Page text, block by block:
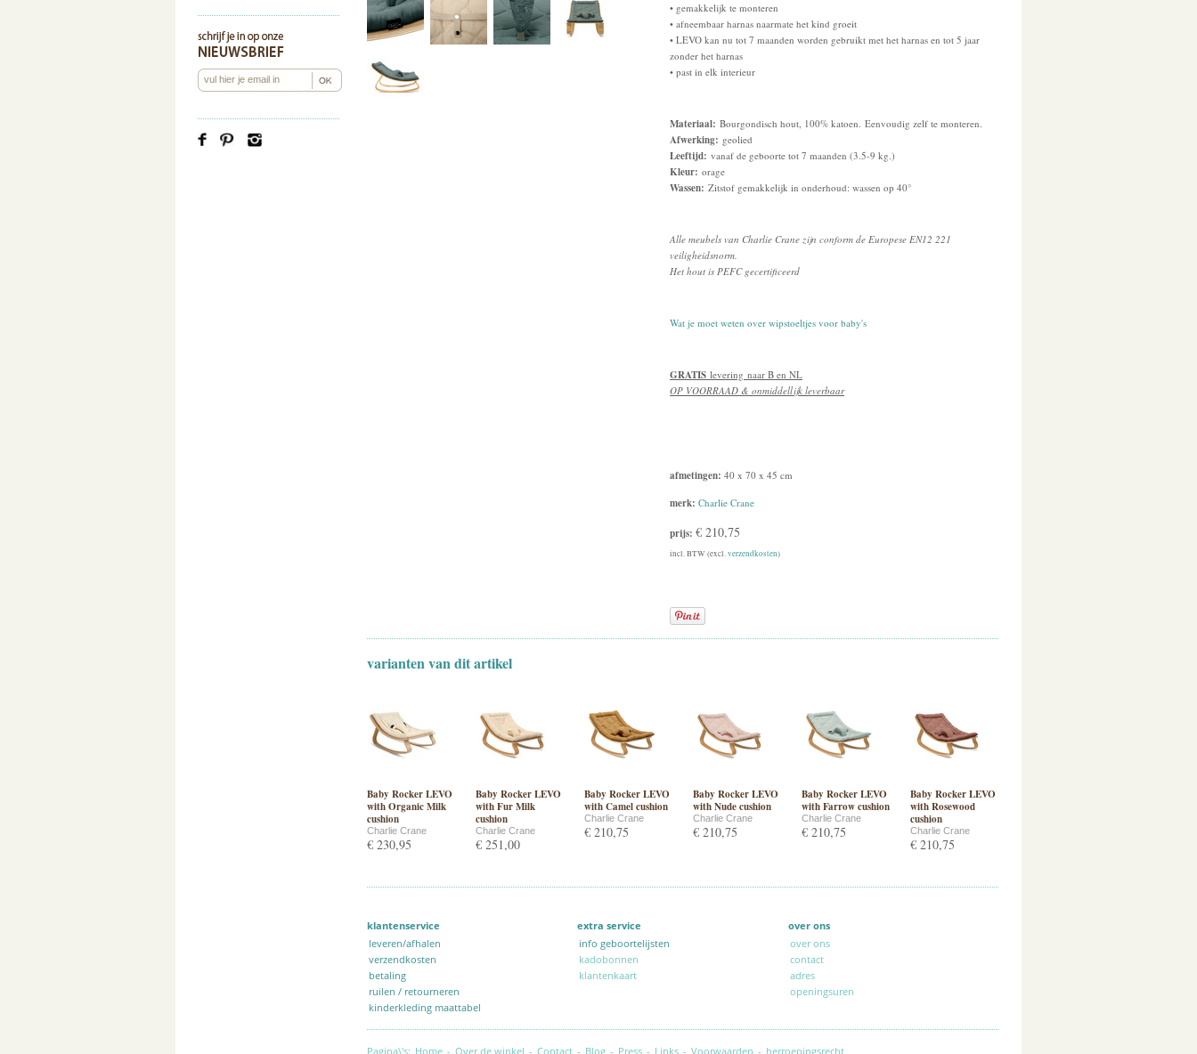
• gemakkelijk te monteren
• afneembaar harnas naarmate het kind groeit
• LEVO kan nu tot 7 maanden worden gebruikt met het harnas en tot 5 jaar
zonder het harnas
• past in elk interieur
Materiaal: Bourgondisch hout, 100% katoen. Eenvoudig zelf te monteren.
Afwerking: geolied
Leeftijd: vanaf de geboorte tot 7 maanden (3.5-9 kg.)
Kleur: orage
Wassen: Zitstof gemakkelijk in onderhoud: wassen op 40°
Alle meubels van Charlie Crane zijn conform de Europese EN12 221
veiligheidsnorm.
Het hout is PEFC gecertificeerd
Wat je moet weten over wipstoeltjes voor baby's
GRATIS levering naar B en NL
OP VOORRAAD & onmiddellijk leverbaar
afmetingen: 40 x 70 x 45 cm
merk: Charlie Crane
prijs: € 210,75
incl. BTW (excl.verzendkosten)
varianten van dit artikel
Baby Rocker LEVO
with Organic Milk
cushion
Charlie Crane
€ 230,95
Baby Rocker LEVO
with Fur Milk
cushion
Charlie Crane
€ 251,00
Baby Rocker LEVO
with Camel cushion
Charlie Crane
€ 210,75
Baby Rocker LEVO
with Nude cushion
Charlie Crane
€ 210,75
Baby Rocker LEVO
with Farrow cushion
Charlie Crane
€ 210,75
Baby Rocker LEVO
with Rosewood
cushion
Charlie Crane
€ 210,75
klantenservice extra service
over ons
leveren/afhalen
verzendkosten
betaling
ruilen / retourneren
kinderkleding maattabel
info geboortelijsten
kadobonnen
klantenkaart
over ons
contact
adres
openingsuren
Pagina\'s: Home - Over de winkel - Contact - Blog - Press - Links - Voorwaarden - herroepingsrecht